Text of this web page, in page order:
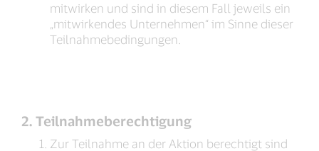
mitwirken und sind in diesem Fall jeweils ein
„mitwirkendes Unternehmen“ im Sinne dieser
Teilnahmebedingungen.
2. Teilnahmeberechtigung
Zur Teilnahme an der Aktion berechtigt sind